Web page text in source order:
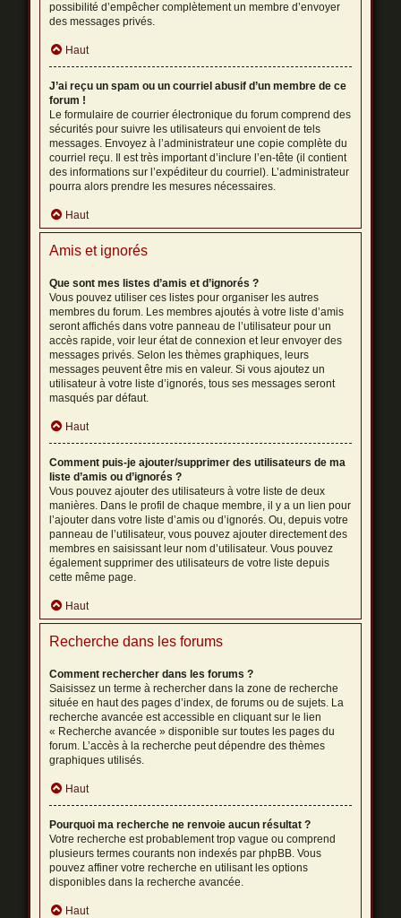
possibilité d’empêcher complètement un membre d’envoyer
des messages privés.
Haut
J’ai reçu un spam ou un courriel abusif d’un membre de ce
forum !
Le formulaire de courrier électronique du forum comprend des
sécurités pour suivre les utilisateurs qui envoient de tels
messages. Envoyez à l’administrateur une copie complète du
courriel reçu. Il est très important d’inclure l’en-tête (il contient
des informations sur l’expéditeur du courriel). L’administrateur
pourra alors prendre les mesures nécessaires.
Haut
Amis et ignorés
Que sont mes listes d’amis et d’ignorés ?
Vous pouvez utiliser ces listes pour organiser les autres
membres du forum. Les membres ajoutés à votre liste d’amis
seront affichés dans votre panneau de l’utilisateur pour un
accès rapide, voir leur état de connexion et leur envoyer des
messages privés. Selon les thèmes graphiques, leurs
messages peuvent être mis en valeur. Si vous ajoutez un
utilisateur à votre liste d’ignorés, tous ses messages seront
masqués par défaut.
Haut
Comment puis-je ajouter/supprimer des utilisateurs de ma
liste d’amis ou d’ignorés ?
Vous pouvez ajouter des utilisateurs à votre liste de deux
manières. Dans le profil de chaque membre, il y a un lien pour
l’ajouter dans votre liste d’amis ou d’ignorés. Ou, depuis votre
panneau de l’utilisateur, vous pouvez ajouter directement des
membres en saisissant leur nom d’utilisateur. Vous pouvez
également supprimer des utilisateurs de votre liste depuis
cette même page.
Haut
Recherche dans les forums
Comment rechercher dans les forums ?
Saisissez un terme à rechercher dans la zone de recherche
située en haut des pages d’index, de forums ou de sujets. La
recherche avancée est accessible en cliquant sur le lien
« Recherche avancée » disponible sur toutes les pages du
forum. L’accès à la recherche peut dépendre des thèmes
graphiques utilisés.
Haut
Pourquoi ma recherche ne renvoie aucun résultat ?
Votre recherche est probablement trop vague ou comprend
plusieurs termes courants non indexés par phpBB. Vous
pouvez affiner votre recherche en utilisant les options
disponibles dans la recherche avancée.
Haut